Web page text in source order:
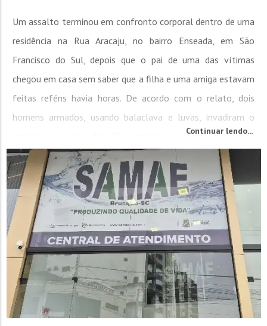
Um assalto terminou em confronto corporal dentro de uma
residência na Rua Aracaju, no bairro Enseada, em São
Francisco do Sul, depois que o pai de uma das vítimas
chegou em casa sem saber que a filha e uma amiga estavam
feitas reféns havia horas. De acordo com o relato, dois
homens armados, usando balaclava e luvas, invadiram o
imóvel por volta das 8h, entrando por uma porta dos
fundos arrombada. As duas jovens foram amarradas e
mantidas sob ameaça...
Continuar lendo...